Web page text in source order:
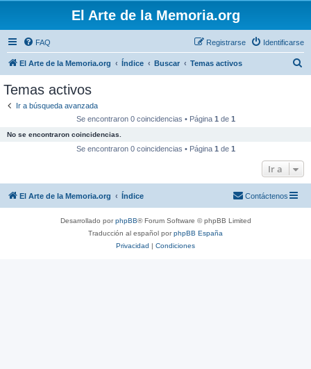
El Arte de la Memoria.org
FAQ Identificarse
Registrarse
El Arte de la Memoria.org Índice Buscar Temas activos
Temas activos
Ir a búsqueda avanzada
Se encontraron 0 coincidencias • Página 1 de 1
No se encontraron coincidencias.
Se encontraron 0 coincidencias • Página 1 de 1
Ir a
El Arte de la Memoria.org Índice Contáctenos
Desarrollado porphpBB® Forum Software © phpBB Limited
Traducción al español porphpBB España
Privacidad | Condiciones